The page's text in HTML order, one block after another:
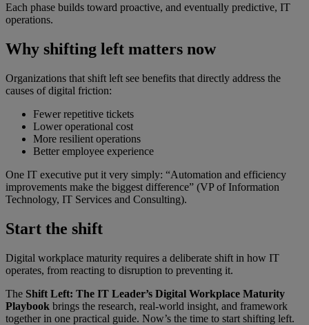
Each phase builds toward proactive, and eventually predictive, IT
operations.
Why shifting left matters now
Organizations that shift left see benefits that directly address the
causes of digital friction:
Fewer repetitive tickets
Lower operational cost
More resilient operations
Better employee experience
One IT executive put it very simply: “Automation and efficiency
improvements make the biggest difference” (VP of Information
Technology, IT Services and Consulting).
Start the shift
Digital workplace maturity requires a deliberate shift in how IT
operates, from reacting to disruption to preventing it.
The Shift Left: The IT Leader’s Digital Workplace Maturity
Playbook brings the research, real-world insight, and framework
together in one practical guide. Now’s the time to start shifting left.